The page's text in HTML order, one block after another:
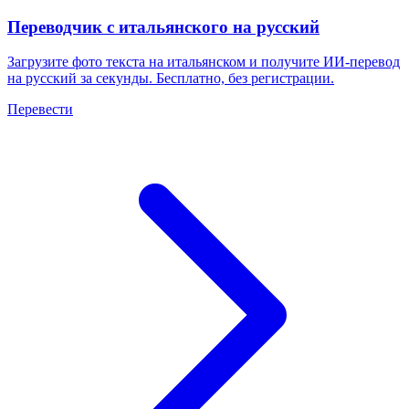
Переводчик с итальянского на русский
Загрузите фото текста на итальянском и получите ИИ-перевод
на русский за секунды. Бесплатно, без регистрации.
Перевести